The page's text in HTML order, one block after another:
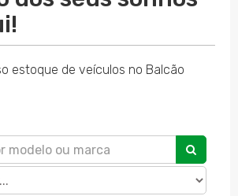
estoque de veículos no Balcão